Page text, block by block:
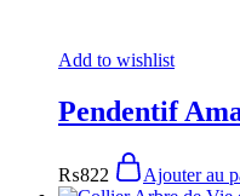
Add to wishlist
Pendentif
₨822 Ajouter au